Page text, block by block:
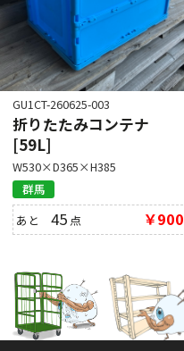
GU1CT-260625-003
折りたたみコンテナ
[59L]
W530×D365×H385
群馬
あと45 点 ￥900